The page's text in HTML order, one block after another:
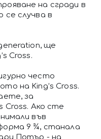
на сгради в
се случва в
ще
Cross.
често
на King’s Cross.
за
Cross. Ако сте
във
9 ¾, станала